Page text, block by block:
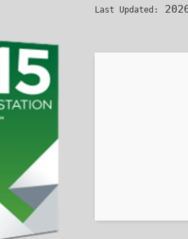
Last Updated: